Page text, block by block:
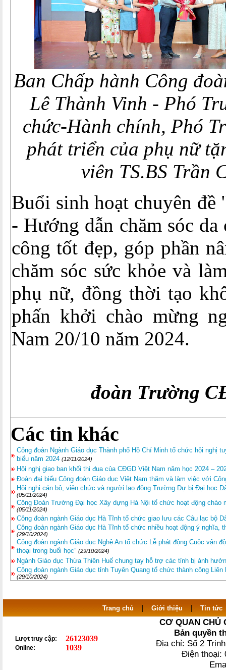
Ban Chấp hành Công
Lê Thành Vinh - Phó
chức-Hành chính, Phó
phát triển của phụ nữ
viên TS.BS Trần
Buổi sinh hoạt chuyên đề
- Hướng dẫn chăm sóc
công tốt đẹp, góp phần
chăm sóc sức khỏe và
phụ nữ, đồng thời tạo
phấn khởi chào mừng
Nam 20/10 năm 2024.
đoàn Trường
Các tin khác
Công đoàn Ngành Giáo dục Thành phố Hồ Chí Minh tổ chức hội nghị
biểu năm 2024 (12/11/2024)
Hội nghị giao ban khối thi đua của CĐGD Việt Nam năm học 2024 –
Đoàn đại biểu Công đoàn Giáo dục Việt Nam thăm và làm việc với
Hội nghị cán bộ, viên chức và người lao động Trường Dự bị Đại học
(05/11/2024)
Công Đoàn Trường Đại học Xây dựng Hà Nội tổ chức hoạt động chào
(05/11/2024)
Công đoàn ngành Giáo dục Hà Tĩnh tổ chức giao lưu các Câu lạc bộ
Công đoàn ngành Giáo dục Hà Tĩnh tổ chức nhiều hoạt động ý nghĩa,
(29/10/2024)
Công đoàn ngành Giáo dục Nghệ An tổ chức Lễ phát động Cuộc vận
thoại trong buổi học” (29/10/2024)
Ngành Giáo dục Thừa Thiên Huế chung tay hỗ trợ các tỉnh bị ảnh
Công đoàn ngành Giáo dục tỉnh Tuyên Quang tổ chức thành công Liên
(29/10/2024)
Trang chủ | Giới thiệu | Tin tức
Lượt truy cập: 26123039
Online: 1039
CƠ QUAN CHỦ
Bản quyền
Địa chỉ: Số 2
Điện